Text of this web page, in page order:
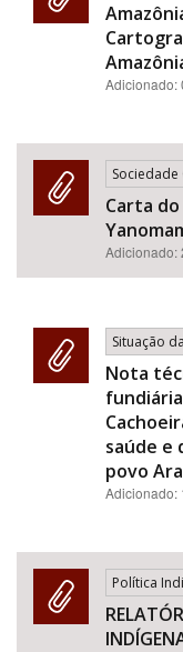
Adicionado:
Sociedade
Carta
Adicionado:
Situação
Nota
saúde e
povo
Adicionado:
Política